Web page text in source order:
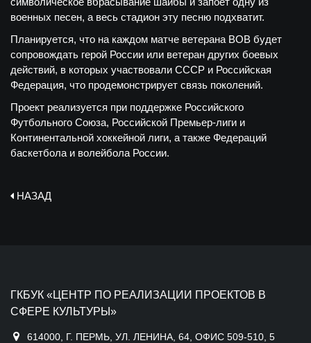
военных песен, а весь стадион эту песню подхватит.
Планируется, что на каждом матче ветерана ВОВ будет
сопровождать герой России или ветеран других боевых
действий, в которых участвовали СССР и Российская
Федерация, что продемонстрирует связь поколений.
Проект реализуется при поддержке Российского
Футбольного Союза, Российской Премьер-лиги и
Континентальной хоккейной лиги, а также Федераций
баскетбола и волейбола России.
НАЗАД
ГКБУК «ЦЕНТР ПО РЕАЛИЗАЦИИ ПРОЕКТОВ В
СФЕРЕ КУЛЬТУРЫ»
614000, Г. ПЕРМЬ, УЛ. ЛЕНИНА, 64, ОФИС 509-510, 5